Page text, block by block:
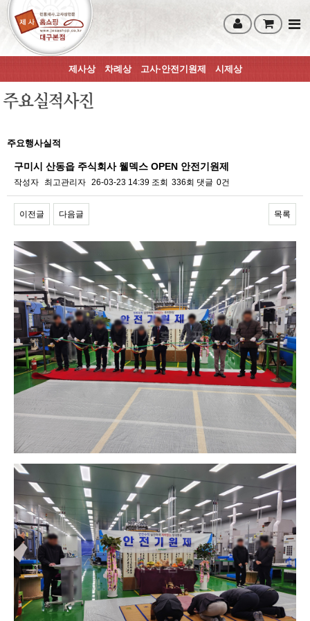
제사상 차례상 고사·안전기원제 시제상
주요행사실적
구미시 산동읍 주식회사 웰덱스 OPEN 안전기원제
작성자 최고관리자 26-03-23 14:39 조회 336회 댓글 0건
이전글 다음글 목록
본문